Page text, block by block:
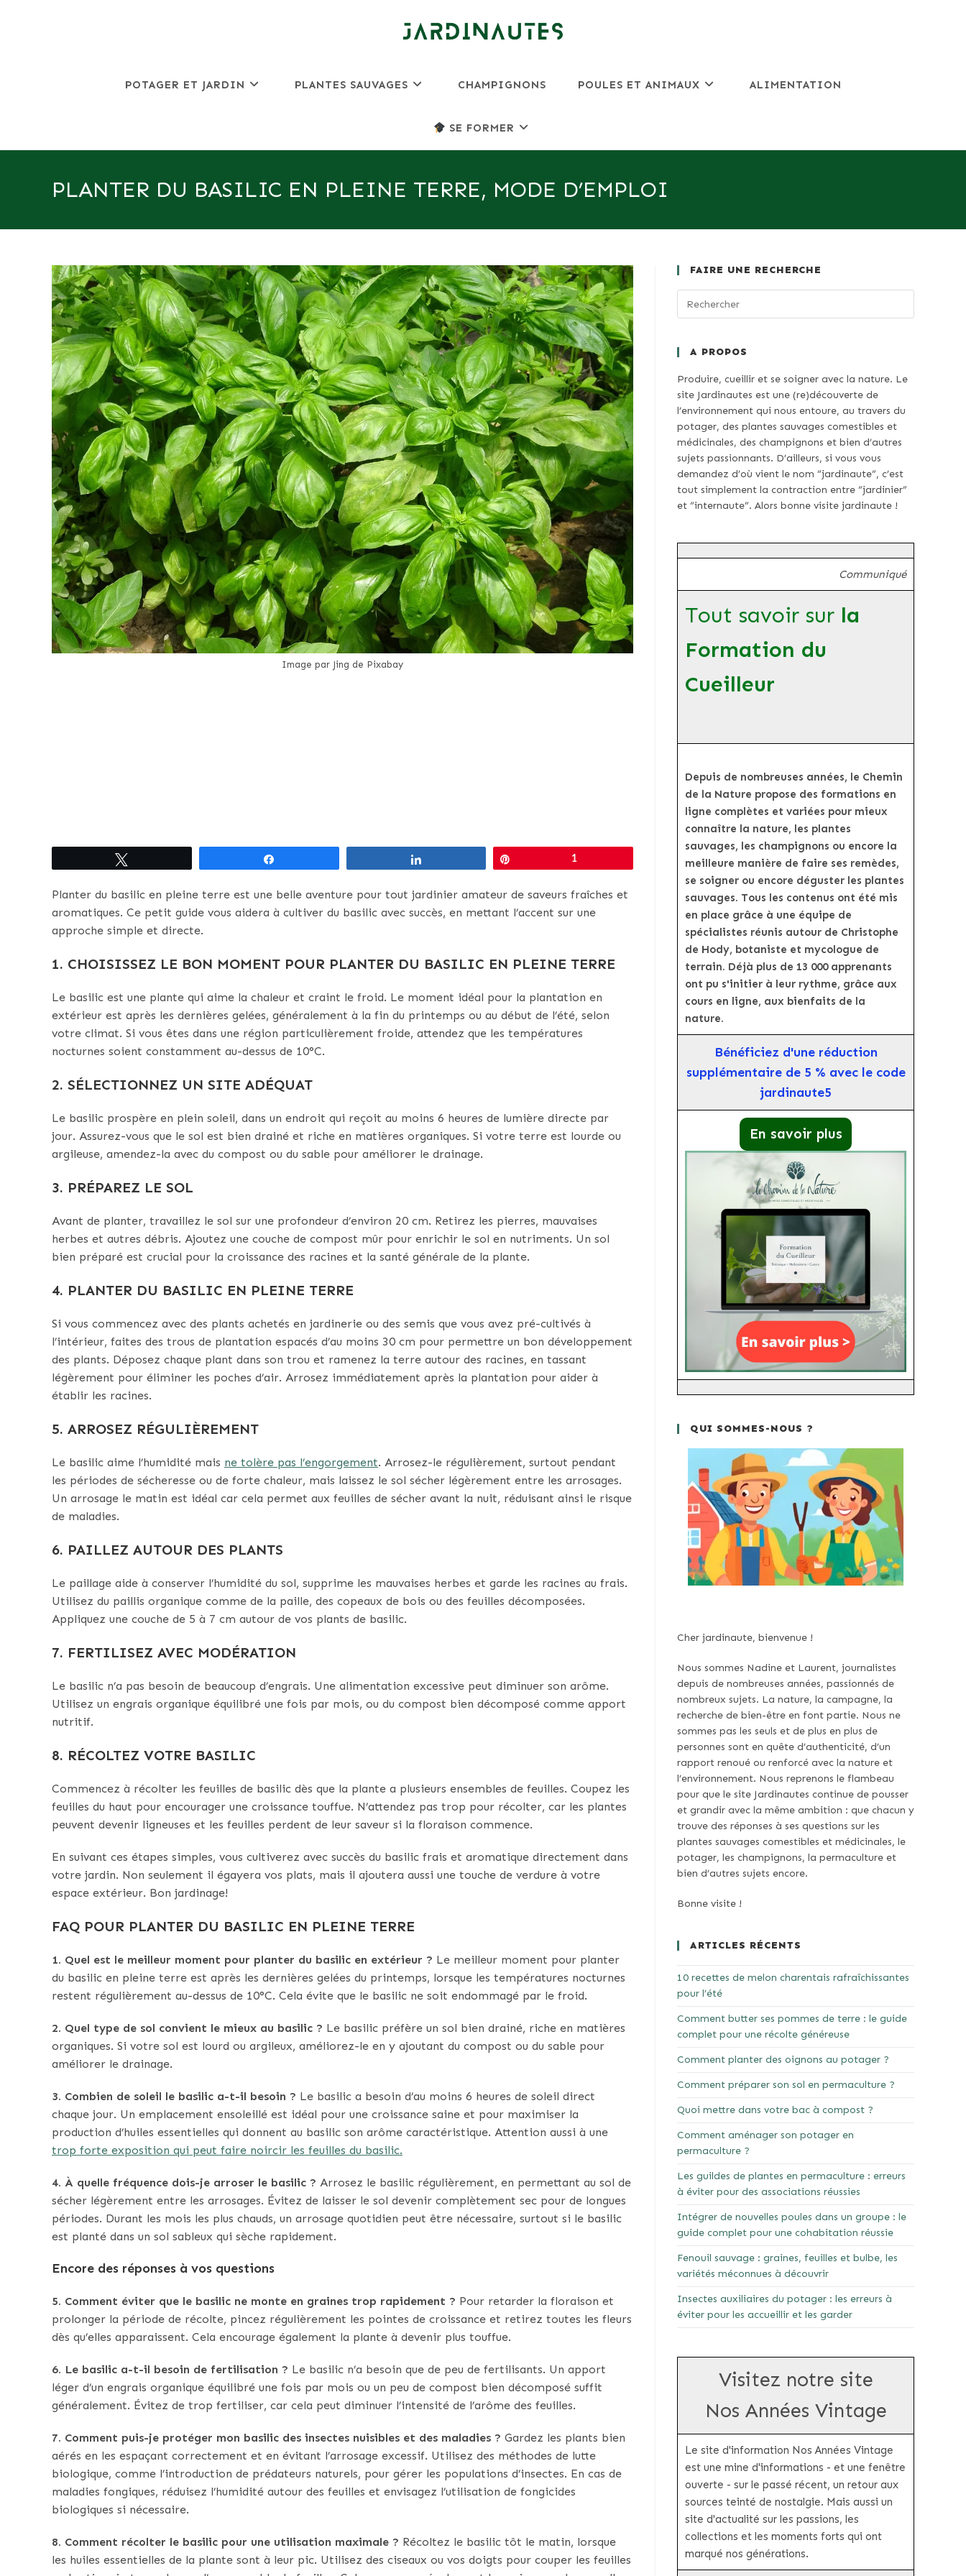
POTAGER ET JARDIN PLANTES SAUVAGES CHAMPIGNONS POULES ET ANIMAUX ALIMENTATION
SE FORMER
PLANTER DU BASILIC EN PLEINE TERRE, MODE D’EMPLOI
Image par Jing de Pixabay
1
Planter du basilic en pleine terre est une belle aventure pour tout jardinier amateur de saveurs fraîches et
aromatiques. Ce petit guide vous aidera à cultiver du basilic avec succès, en mettant l’accent sur une
approche simple et directe.
1. CHOISISSEZ LE BON MOMENT POUR PLANTER DU BASILIC EN PLEINE TERRE
Le basilic est une plante qui aime la chaleur et craint le froid. Le moment idéal pour la plantation en
extérieur est après les dernières gelées, généralement à la fin du printemps ou au début de l’été, selon
votre climat. Si vous êtes dans une région particulièrement froide, attendez que les températures
nocturnes soient constamment au-dessus de 10°C.
2. SÉLECTIONNEZ UN SITE ADÉQUAT
Le basilic prospère en plein soleil, dans un endroit qui reçoit au moins 6 heures de lumière directe par
jour. Assurez-vous que le sol est bien drainé et riche en matières organiques. Si votre terre est lourde ou
argileuse, amendez-la avec du compost ou du sable pour améliorer le drainage.
3. PRÉPAREZ LE SOL
Avant de planter, travaillez le sol sur une profondeur d’environ 20 cm. Retirez les pierres, mauvaises
herbes et autres débris. Ajoutez une couche de compost mûr pour enrichir le sol en nutriments. Un sol
bien préparé est crucial pour la croissance des racines et la santé générale de la plante.
4. PLANTER DU BASILIC EN PLEINE TERRE
Si vous commencez avec des plants achetés en jardinerie ou des semis que vous avez pré-cultivés à
l’intérieur, faites des trous de plantation espacés d’au moins 30 cm pour permettre un bon développement
des plants. Déposez chaque plant dans son trou et ramenez la terre autour des racines, en tassant
légèrement pour éliminer les poches d’air. Arrosez immédiatement après la plantation pour aider à
établir les racines.
5. ARROSEZ RÉGULIÈREMENT
Le basilic aime l’humidité mais ne tolère pas l’engorgement. Arrosez-le régulièrement, surtout pendant
les périodes de sécheresse ou de forte chaleur, mais laissez le sol sécher légèrement entre les arrosages.
Un arrosage le matin est idéal car cela permet aux feuilles de sécher avant la nuit, réduisant ainsi le risque
de maladies.
6. PAILLEZ AUTOUR DES PLANTS
Le paillage aide à conserver l’humidité du sol, supprime les mauvaises herbes et garde les racines au frais.
Utilisez du paillis organique comme de la paille, des copeaux de bois ou des feuilles décomposées.
Appliquez une couche de 5 à 7 cm autour de vos plants de basilic.
7. FERTILISEZ AVEC MODÉRATION
Le basilic n’a pas besoin de beaucoup d’engrais. Une alimentation excessive peut diminuer son arôme.
Utilisez un engrais organique équilibré une fois par mois, ou du compost bien décomposé comme apport
nutritif.
8. RÉCOLTEZ VOTRE BASILIC
Commencez à récolter les feuilles de basilic dès que la plante a plusieurs ensembles de feuilles. Coupez les
feuilles du haut pour encourager une croissance touffue. N’attendez pas trop pour récolter, car les plantes
peuvent devenir ligneuses et les feuilles perdent de leur saveur si la floraison commence.
En suivant ces étapes simples, vous cultiverez avec succès du basilic frais et aromatique directement dans
votre jardin. Non seulement il égayera vos plats, mais il ajoutera aussi une touche de verdure à votre
espace extérieur. Bon jardinage!
FAQ POUR PLANTER DU BASILIC EN PLEINE TERRE
1. Quel est le meilleur moment pour planter du basilic en extérieur ? Le meilleur moment pour planter
du basilic en pleine terre est après les dernières gelées du printemps, lorsque les températures nocturnes
restent régulièrement au-dessus de 10°C. Cela évite que le basilic ne soit endommagé par le froid.
2. Quel type de sol convient le mieux au basilic ? Le basilic préfère un sol bien drainé, riche en matières
organiques. Si votre sol est lourd ou argileux, améliorez-le en y ajoutant du compost ou du sable pour
améliorer le drainage.
3. Combien de soleil le basilic a-t-il besoin ? Le basilic a besoin d’au moins 6 heures de soleil direct
chaque jour. Un emplacement ensoleillé est idéal pour une croissance saine et pour maximiser la
production d’huiles essentielles qui donnent au basilic son arôme caractéristique. Attention aussi à une
trop forte exposition qui peut faire noircir les feuilles du basilic.
4. À quelle fréquence dois-je arroser le basilic ? Arrosez le basilic régulièrement, en permettant au sol de
sécher légèrement entre les arrosages. Évitez de laisser le sol devenir complètement sec pour de longues
périodes. Durant les mois les plus chauds, un arrosage quotidien peut être nécessaire, surtout si le basilic
est planté dans un sol sableux qui sèche rapidement.
Encore des réponses à vos questions
5. Comment éviter que le basilic ne monte en graines trop rapidement ? Pour retarder la floraison et
prolonger la période de récolte, pincez régulièrement les pointes de croissance et retirez toutes les fleurs
dès qu’elles apparaissent. Cela encourage également la plante à devenir plus touffue.
6. Le basilic a-t-il besoin de fertilisation ? Le basilic n’a besoin que de peu de fertilisants. Un apport
léger d’un engrais organique équilibré une fois par mois ou un peu de compost bien décomposé suffit
généralement. Évitez de trop fertiliser, car cela peut diminuer l’intensité de l’arôme des feuilles.
7. Comment puis-je protéger mon basilic des insectes nuisibles et des maladies ? Gardez les plants bien
aérés en les espaçant correctement et en évitant l’arrosage excessif. Utilisez des méthodes de lutte
biologique, comme l’introduction de prédateurs naturels, pour gérer les populations d’insectes. En cas de
maladies fongiques, réduisez l’humidité autour des feuilles et envisagez l’utilisation de fongicides
biologiques si nécessaire.
8. Comment récolter le basilic pour une utilisation maximale ? Récoltez le basilic tôt le matin, lorsque
les huiles essentielles de la plante sont à leur pic. Utilisez des ciseaux ou vos doigts pour couper les feuilles
FAIRE UNE RECHERCHE
A PROPOS
Produire, cueillir et se soigner avec la nature. Le
site Jardinautes est une (re)découverte de
l’environnement qui nous entoure, au travers du
potager, des plantes sauvages comestibles et
médicinales, des champignons et bien d’autres
sujets passionnants. D’ailleurs, si vous vous
demandez d’où vient le nom “jardinaute”, c’est
tout simplement la contraction entre “jardinier”
et “internaute”. Alors bonne visite jardinaute !
Communiqué
Tout savoir sur la
Formation du
Cueilleur
Depuis de nombreuses années, le Chemin
de la Nature propose des formations en
ligne complètes et variées pour mieux
connaître la nature, les plantes
sauvages, les champignons ou encore la
meilleure manière de faire ses remèdes,
se soigner ou encore déguster les plantes
sauvages. Tous les contenus ont été mis
en place grâce à une équipe de
spécialistes réunis autour de Christophe
de Hody, botaniste et mycologue de
terrain. Déjà plus de 13 000 apprenants
ont pu s'initier à leur rythme, grâce aux
cours en ligne, aux bienfaits de la
nature.
Bénéficiez d'une réduction
supplémentaire de 5 % avec le code
jardinaute5
En savoir plus
QUI SOMMES-NOUS ?
Cher jardinaute, bienvenue !
Nous sommes Nadine et Laurent, journalistes
depuis de nombreuses années, passionnés de
nombreux sujets. La nature, la campagne, la
recherche de bien-être en font partie. Nous ne
sommes pas les seuls et de plus en plus de
personnes sont en quête d’authenticité, d’un
rapport renoué ou renforcé avec la nature et
l’environnement. Nous reprenons le flambeau
pour que le site Jardinautes continue de pousser
et grandir avec la même ambition : que chacun y
trouve des réponses à ses questions sur les
plantes sauvages comestibles et médicinales, le
potager, les champignons, la permaculture et
bien d’autres sujets encore.
Bonne visite !
ARTICLES RÉCENTS
10 recettes de melon charentais rafraîchissantes
pour l’été
Comment butter ses pommes de terre : le guide
complet pour une récolte généreuse
Comment planter des oignons au potager ?
Comment préparer son sol en permaculture ?
Quoi mettre dans votre bac à compost ?
Comment aménager son potager en
permaculture ?
Les guildes de plantes en permaculture : erreurs
à éviter pour des associations réussies
Intégrer de nouvelles poules dans un groupe : le
guide complet pour une cohabitation réussie
Fenouil sauvage : graines, feuilles et bulbe, les
variétés méconnues à découvrir
Insectes auxiliaires du potager : les erreurs à
éviter pour les accueillir et les garder
Visitez notre site
Nos Années Vintage
Le site d'information Nos Années Vintage
est une mine d'informations - et une fenêtre
ouverte - sur le passé récent, un retour aux
sources teinté de nostalgie. Mais aussi un
site d'actualité sur les passions, les
collections et les moments forts qui ont
marqué nos générations.